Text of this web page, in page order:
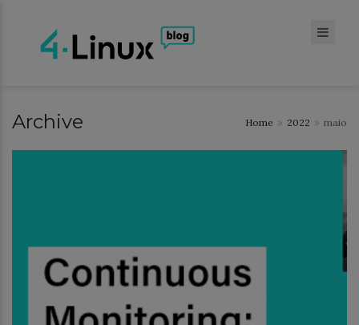
Archive Home 2022 maio